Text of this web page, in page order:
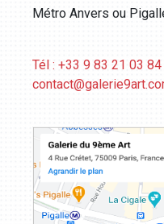
Métro Anvers ou
Tél : +33 9 83 21 03 84